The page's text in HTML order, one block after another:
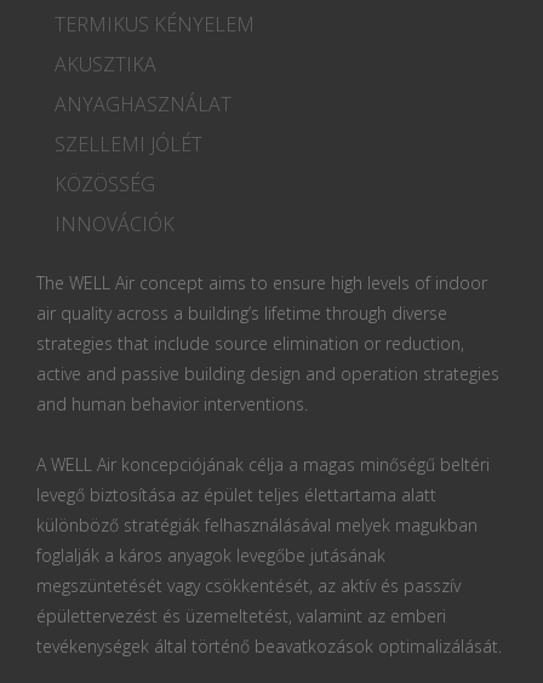
TERMIKUS KÉNYELEM
AKUSZTIKA
ANYAGHASZNÁLAT
SZELLEMI JÓLÉT
KÖZÖSSÉG
INNOVÁCIÓK
The WELL Air concept aims to ensure high levels of indoor
air quality across a building’s lifetime through diverse
strategies that include source elimination or reduction,
active and passive building design and operation strategies
and human behavior interventions.
A WELL Air koncepciójának célja a magas minőségű beltéri
levegő biztosítása az épület teljes élettartama alatt
különböző stratégiák felhasználásával melyek magukban
foglalják a káros anyagok levegőbe jutásának
megszüntetését vagy csökkentését, az aktív és passzív
épülettervezést és üzemeltetést, valamint az emberi
tevékenységek által történő beavatkozások optimalizálását.